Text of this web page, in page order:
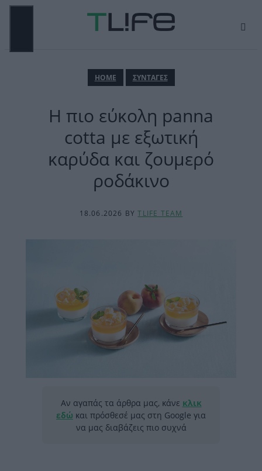
Μετάβαση
ΗΟΜΕ ΣΥΝΤΑΓΕΣ
Η πιο εύκολη panna
cotta με εξωτική
καρύδα και ζουμερό
ροδάκινο
18.06.2026 BYTLIFE TEAM
Αν αγαπάς τα άρθρα μας, κάνε κλικ
εδώ και πρόσθεσέ μας στη Google για
να μας διαβάζεις πιο συχνά